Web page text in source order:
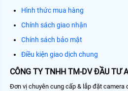
Hình thức mua hàng
Chính sách giao nhận
Chính sách bảo mật
Điều kiện giao dịch chung
CÔNG TY TNHH TM-DV ĐẦU TƯ
Đơn vị chuyên cung cấp & lắp đặt camera